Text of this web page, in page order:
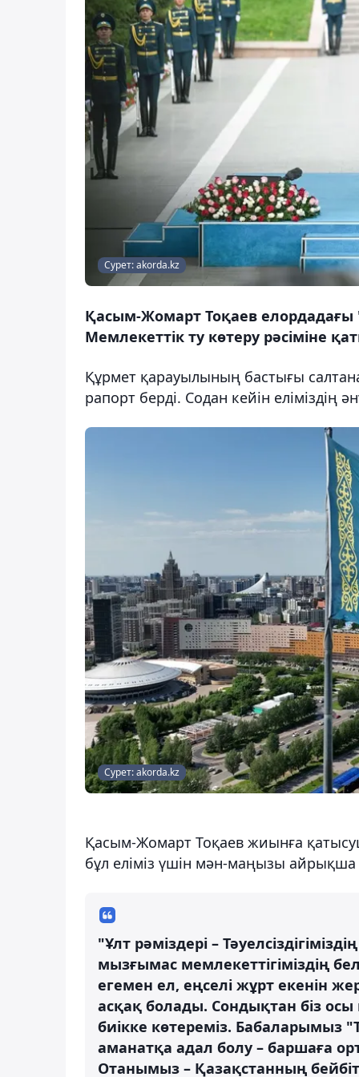
Сурет: akorda.kz
Қасым-Жомарт Тоқаев
Мемлекеттік ту көтеру рәсіміне
Құрмет қарауылының бастығы
рапорт берді. Содан кейін
Сурет: akorda.kz
Қасым-Жомарт Тоқаев жиынға
бұл еліміз үшін мән-маңызы айрықша
"Ұлт рәміздері –
мызғымас мемлекеттігіміздің
егемен ел, еңселі жұрт екенін
асқақ болады. Сондықтан біз
биікке көтереміз. Бабаларымыз
аманатқа адал болу – баршаға
Отанымыз – Қазақстанның